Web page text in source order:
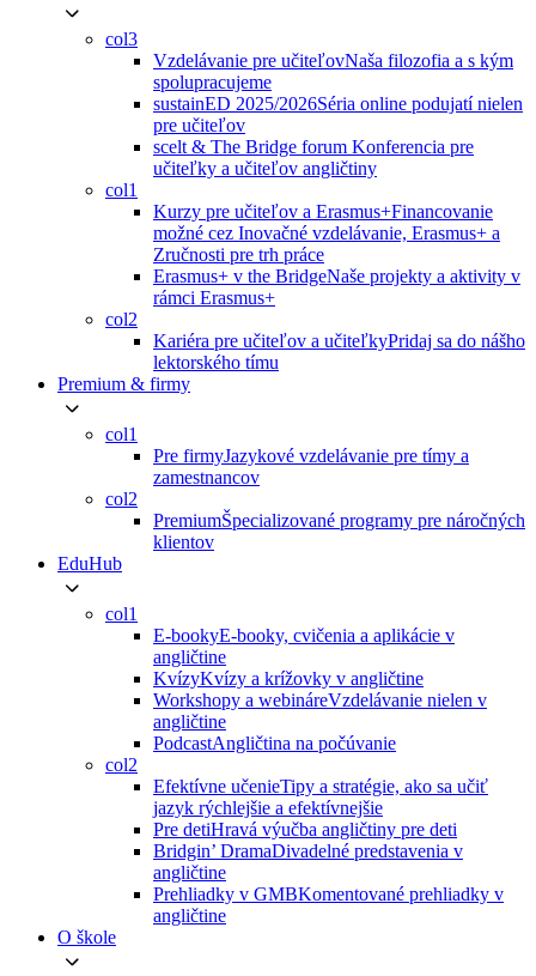
col3
Vzdelávanie pre učiteľovNaša filozofia a s kým
spolupracujeme
sustainED 2025/2026Séria online podujatí nielen
pre učiteľov
scelt & The Bridge forum Konferencia pre
učiteľky a učiteľov angličtiny
col1
Kurzy pre učiteľov a Erasmus+Financovanie
možné cez Inovačné vzdelávanie, Erasmus+ a
Zručnosti pre trh práce
Erasmus+ v the BridgeNaše projekty a aktivity v
rámci Erasmus+
col2
Kariéra pre učiteľov a učiteľkyPridaj sa do nášho
lektorského tímu
Premium & firmy
col1
Pre firmyJazykové vzdelávanie pre tímy a
zamestnancov
col2
PremiumŠpecializované programy pre náročných
klientov
EduHub
col1
E-bookyE-booky, cvičenia a aplikácie v
angličtine
KvízyKvízy a krížovky v angličtine
Workshopy a webináreVzdelávanie nielen v
angličtine
PodcastAngličtina na počúvanie
col2
Efektívne učenieTipy a stratégie, ako sa učiť
jazyk rýchlejšie a efektívnejšie
Pre detiHravá výučba angličtiny pre deti
Bridgin’ DramaDivadelné predstavenia v
angličtine
Prehliadky v GMBKomentované prehliadky v
angličtine
O škole